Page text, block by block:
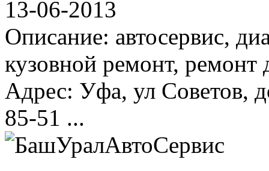
13-06-2013
Описание: автосервис,
кузовной ремонт, ремонт
Адрес: Уфа, ул Советов,
85-51 ...